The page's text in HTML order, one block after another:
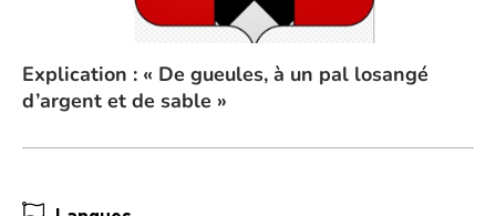
Explication : « De gueules, à un pal losangé
d’argent et de sable »